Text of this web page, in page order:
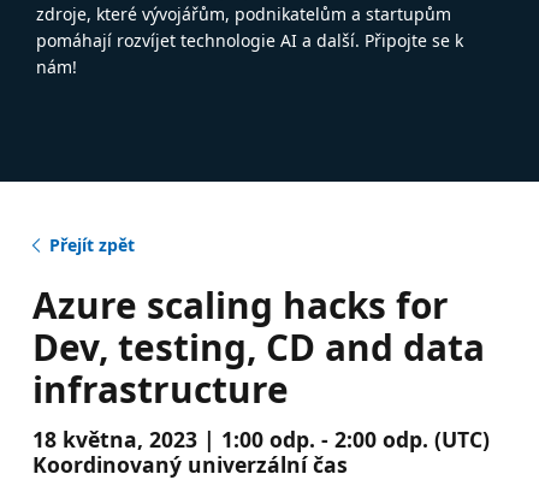
zdroje, které vývojářům, podnikatelům a startupům
pomáhají rozvíjet technologie AI a další. Připojte se k
nám!
Přejít zpět
Azure scaling hacks for
Dev, testing, CD and data
infrastructure
18 května, 2023 | 1:00 odp. - 2:00 odp. (UTC)
Koordinovaný univerzální čas